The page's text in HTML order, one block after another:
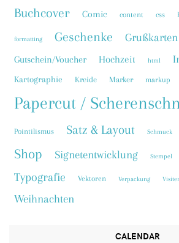
Buchcover Comic content css
formatting Geschenke Grußkarten
Gutschein/Voucher Hochzeit html
Kartographie Kreide Marker markup
Papercut /
Pointilismus Satz & Layout Schmuck
Shop Signetentwicklung Stempel
Typografie Vektoren Verpackung
Weihnachten
CALENDAR